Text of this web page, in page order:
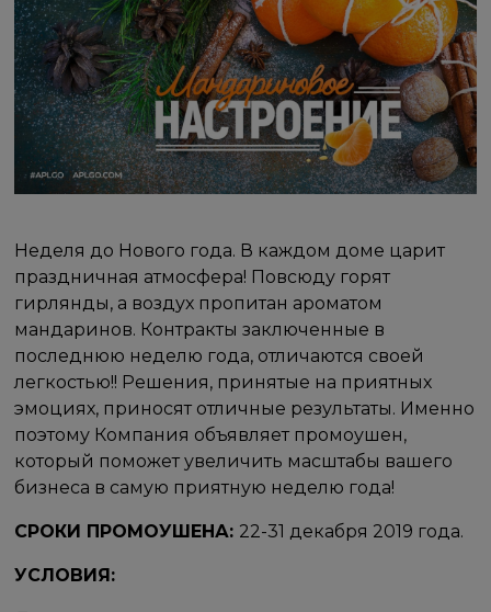
Неделя до Нового года. В каждом доме царит
праздничная атмосфера! Повсюду горят
гирлянды, а воздух пропитан ароматом
мандаринов. Контракты заключенные в
последнюю неделю года, отличаются своей
легкостью!! Решения, принятые на приятных
эмоциях, приносят отличные результаты. Именно
поэтому Компания объявляет промоушен,
который поможет увеличить масштабы вашего
бизнеса в самую приятную неделю года!​
СРОКИ ПРОМОУШЕНА:​​​ 22-31 декабря 2019 года.
УСЛОВИЯ:​ ​